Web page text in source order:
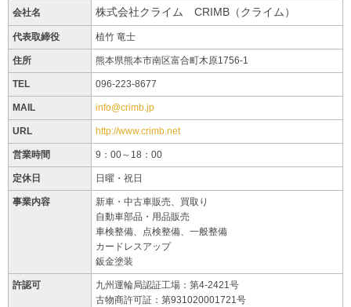
会社名 株式会社クライム CRIMB（クライム）
代表取締役 植竹 竜士
住所 熊本県熊本市南区富合町木原1756-1
TEL 096-223-8677
MAIL info@crimb.jp
URL http://www.crimb.net
営業時間 9：00～18：00
定休日 日曜・祝日
事業内容
新車・中古車販売、買取り
自動車部品・用品販売
車検整備、点検整備、一般整備
カードレスアップ
鈑金塗装
許認可
九州運輪局認証工場：第4-2421号
古物商許可証：第931020001721号